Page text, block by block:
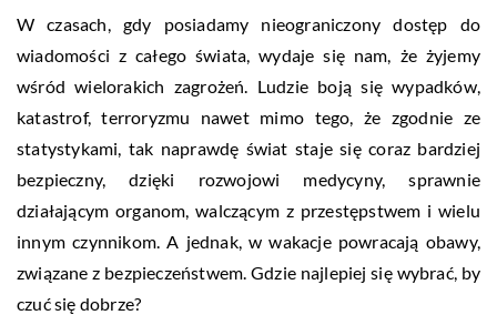
W czasach, gdy posiadamy nieograniczony dostęp do
wiadomości z całego świata, wydaje się nam, że żyjemy
wśród wielorakich zagrożeń. Ludzie boją się wypadków,
katastrof, terroryzmu nawet mimo tego, że zgodnie ze
statystykami, tak naprawdę świat staje się coraz bardziej
bezpieczny, dzięki rozwojowi medycyny, sprawnie
działającym organom, walczącym z przestępstwem i wielu
innym czynnikom. A jednak, w wakacje powracają obawy,
związane z bezpieczeństwem. Gdzie najlepiej się wybrać, by
czuć się dobrze?